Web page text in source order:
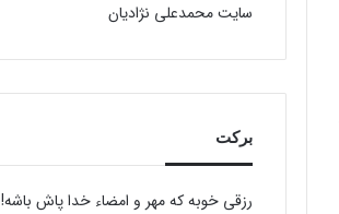
سایت محمدعلی نژادیان
برکت
رزقی خوبه كه مهر و امضاء خدا پاش باشه!